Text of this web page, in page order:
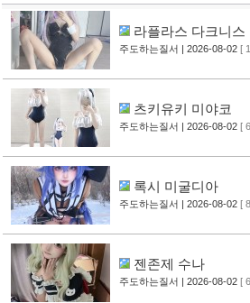
라플라스 다크니스
주도하는질서 | 2026-08-02 [
츠키유키 미야코
주도하는질서 | 2026-08-02 [
록시 미굴디아
주도하는질서 | 2026-08-02 [
젠존제 수나
주도하는질서 | 2026-08-02 [